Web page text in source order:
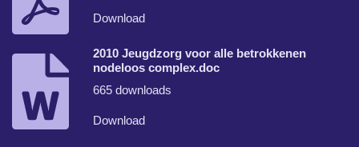
Download
2010 Jeugdzorg voor alle betrokkenen
nodeloos complex.doc
665 downloads
Download